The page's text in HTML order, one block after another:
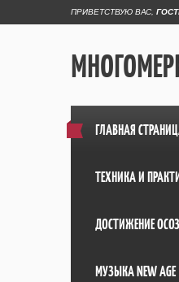
ПРИВЕТСТВУЮ ВАС
ГЛАВНАЯ
ТЕХНИКА И
ДОСТИЖЕНИЕ
МУЗЫКА NEW AGE